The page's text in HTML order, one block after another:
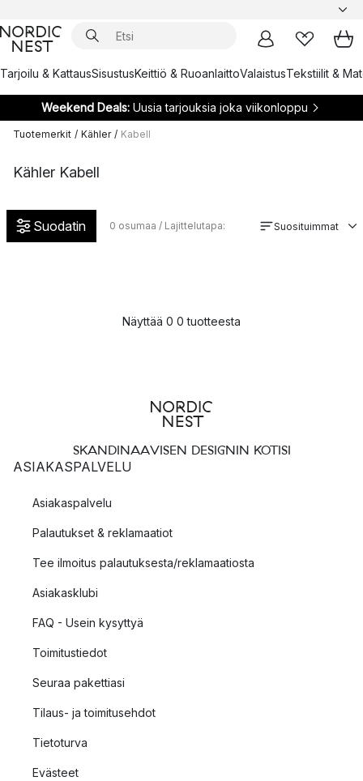
Tarjoilu & KattausSisustusKeittiö & RuoanlaittoValaistusTekstiilit &
Weekend Deals:Uusia tarjouksia joka viikonloppu
Tuotemerkit / Kähler / Kabell
Kähler Kabell
Suodatin 0 osumaa / Lajittelutapa: Suosituimmat
Näyttää 0 0 tuotteesta
SKANDINAAVISEN DESIGNIN KOTISI
ASIAKASPALVELU
Asiakaspalvelu
Palautukset & reklamaatiot
Tee ilmoitus palautuksesta/reklamaatiosta
Asiakasklubi
FAQ - Usein kysyttyä
Toimitustiedot
Seuraa pakettiasi
Tilaus- ja toimitusehdot
Tietoturva
Evästeet